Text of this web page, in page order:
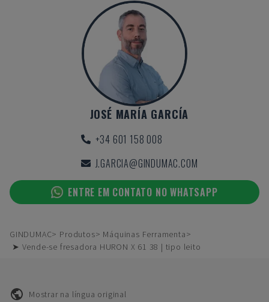
JOSÉ MARÍA GARCÍA
+34 601 158 008
J.GARCIA@GINDUMAC.COM
ENTRE EM CONTATO NO WHATSAPP
GINDUMAC Produtos
Máquinas Ferramenta
➤ Vende-se fresadora HURON X 61 38 | tipo leito
Mostrar na língua original